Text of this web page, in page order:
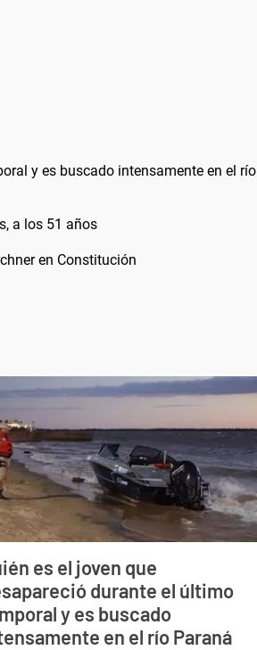
y es buscado intensamente en el río
a los 51 años
en Constitución
es el joven que
durante el último
y es buscado
en el río Paraná